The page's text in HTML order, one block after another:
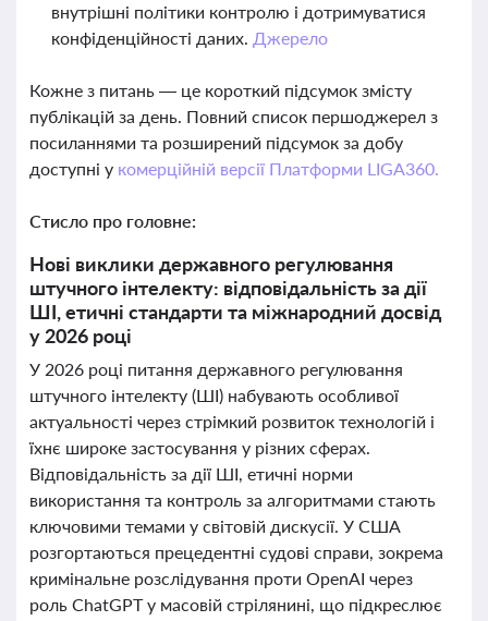
внутрішні політики контролю і дотримуватися
конфіденційності даних. Джерело
Кожне з питань — це короткий підсумок змісту
публікацій за день. Повний список першоджерел з
посиланнями та розширений підсумок за добу
доступні у комерційній версії Платформи LIGA360.
Стисло про головне:
Нові виклики державного регулювання
штучного інтелекту: відповідальність за дії
ШІ, етичні стандарти та міжнародний досвід
у 2026 році
У 2026 році питання державного регулювання
штучного інтелекту (ШІ) набувають особливої
актуальності через стрімкий розвиток технологій і
їхнє широке застосування у різних сферах.
Відповідальність за дії ШІ, етичні норми
використання та контроль за алгоритмами стають
ключовими темами у світовій дискусії. У США
розгортаються прецедентні судові справи, зокрема
кримінальне розслідування проти OpenAI через
роль ChatGPT у масовій стрілянині, що підкреслює